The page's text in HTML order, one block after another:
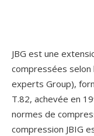
JBG est une
compressées selon
experts Group),
T.82, achevée en
normes de
compression JBIG